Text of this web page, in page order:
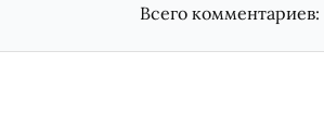
Всего комментариев: